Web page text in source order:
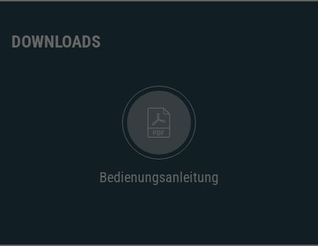
DOWNLOADS
Bedienungsanleitung
Ihrer vorgenommen Einstellungen, falls der